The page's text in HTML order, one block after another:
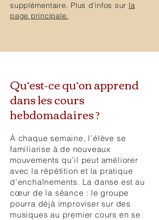
supplémentaire. Plus d'infos sur la
page principale.
Qu’est-ce qu’on apprend
dans les cours
hebdomadaires ?
À chaque semaine, l’élève se
familiarise à de nouveaux
mouvements qu’il peut améliorer
avec la répétition et la pratique
d’enchaînements. La danse est au
cœur de la séance : le groupe
pourra déjà improviser sur des
musiques au premier cours en se